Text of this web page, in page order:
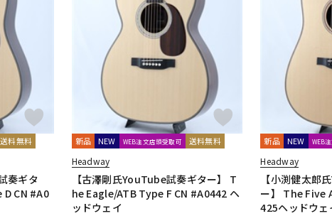
DTM オンラ
イン納品
送料無料
奏ギタ
CN #A0
新品 NEW WEB注文店頭受取可 送料無料
Headway
【古澤剛氏YouTube試奏ギター】 T
he Eagle/ATB Type F CN #A0442 ヘ
ッドウェイ
新品 NEW WEB
Headway
【小渕健太郎
ー】 The Five
425ヘッドウェ